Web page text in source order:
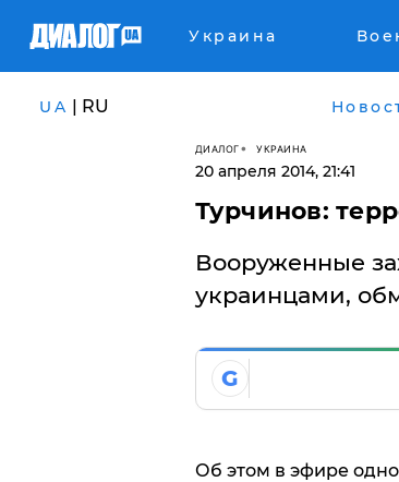
Украина
UA | RU
ДИАЛОГ УКРАИНА
20 апреля 2014, 21:41
​Турчинов:
Вооруженные
украинцами,
G
Об этом в эфире